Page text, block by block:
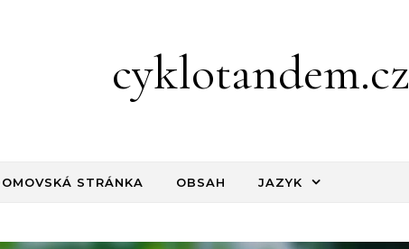
cyklotandem.cz
STRÁNKA OBSAH JAZYK